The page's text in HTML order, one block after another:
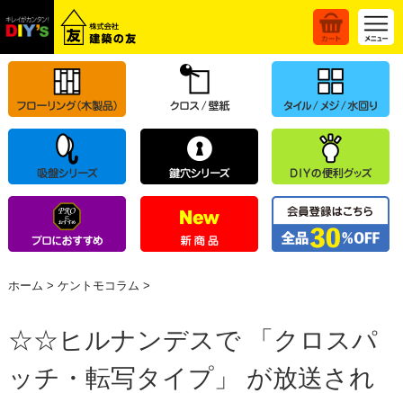
ホーム > ケントモコラム >
☆☆ヒルナンデスで 「クロスパ
ッチ・転写タイプ」 が放送され